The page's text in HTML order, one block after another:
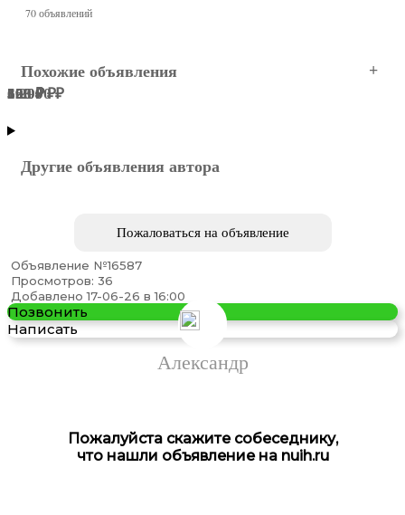
70 объявлений
Похожие объявления
Арматура Балка Швеллер
55 000 ₽
5 299 ₽
108 ₽
120 ₽
393 ₽
660 ₽
Другие объявления автора
Пожаловаться на объявление
Объявление №16587
Просмотров: 36
Добавлено 17-06-26 в 16:00
Позвонить
Написать
Александр
Пожалуйста скажите собеседнику,
что нашли объявление на nuih.ru